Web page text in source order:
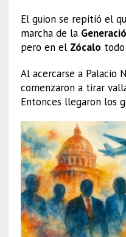
El guion se repitió el
marcha de la
pero en el Zócalo
Al acercarse a Palacio
comenzaron a tirar
Entonces llegaron los